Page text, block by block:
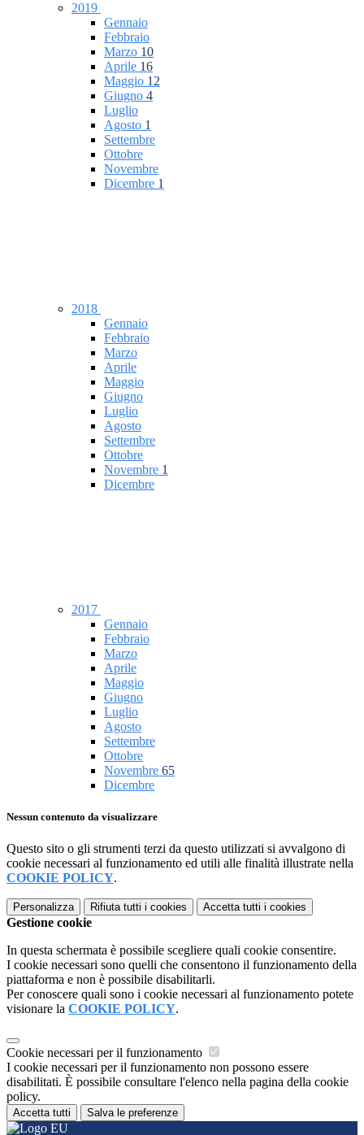
2019
Gennaio
Febbraio
Marzo 10
Aprile 16
Maggio 12
Giugno 4
Luglio
Agosto 1
Settembre
Ottobre
Novembre
Dicembre 1
2018
Gennaio
Febbraio
Marzo
Aprile
Maggio
Giugno
Luglio
Agosto
Settembre
Ottobre
Novembre 1
Dicembre
2017
Gennaio
Febbraio
Marzo
Aprile
Maggio
Giugno
Luglio
Agosto
Settembre
Ottobre
Novembre 65
Dicembre
Nessun contenuto da visualizzare
Questo sito o gli strumenti terzi da questo utilizzati si avvalgono di
cookie necessari al funzionamento ed utili alle finalità illustrate nella
COOKIE POLICY.
Personalizza Rifiuta tutti i cookies Accetta tutti i cookies
Gestione cookie
In questa schermata è possibile scegliere quali cookie consentire.
I cookie necessari sono quelli che consentono il funzionamento della
piattaforma e non è possibile disabilitarli.
Per conoscere quali sono i cookie necessari al funzionamento potete
visionare la COOKIE POLICY.
Cookie necessari per il funzionamento
I cookie necessari per il funzionamento non possono essere
disabilitati. È possibile consultare l'elenco nella pagina della cookie
policy.
Accetta tutti Salva le preferenze